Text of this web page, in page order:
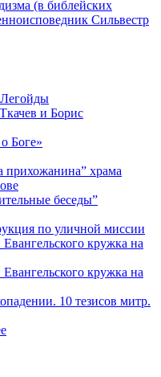
(в библейских
Сильвестр
и Борис
Боге»
прихожанина” храма
беседы”
по уличной миссии
кружка на
кружка на
10 тезисов митр.